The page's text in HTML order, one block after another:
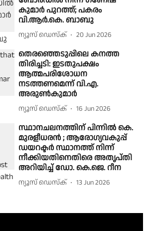
കുമാർ പുറത്ത്; പകരം
വി.ആർ.കെ. ബാബു
ന്യൂസ് ഡെസ്ക് 20 Jun 2026
തെരഞ്ഞെടുപ്പിലെ കനത്ത
തിരിച്ചടി: ഇടതുപക്ഷം
ആത്മപരിശോധന
നടത്തണമെന്ന് വി.എ.
അരുൺകുമാർ
ന്യൂസ് ഡെസ്ക് 16 Jun 2026
സ്ഥാനചലനത്തിന് പിന്നിൽ കെ.
മുരളീധരൻ ; ആരോഗ്യവകുപ്പ്
ഡയറക്ടർ സ്ഥാനത്ത് നിന്ന്
നീക്കിയതിനെതിരെ അതൃപ്തി
അറിയിച്ച് ഡോ. കെ.ജെ. റീന
ന്യൂസ് ഡെസ്ക് 13 Jun 2026